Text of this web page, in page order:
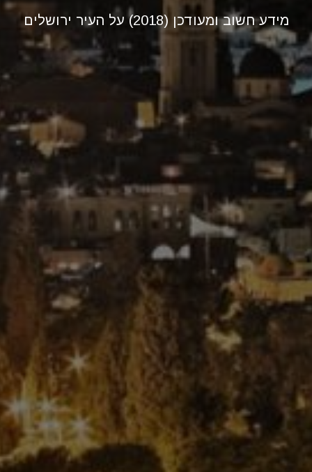
מידע חשוב ומעודכן (2018) על העיר ירושלים